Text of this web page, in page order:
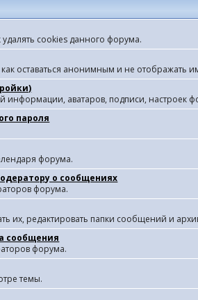
cookies данного форума.
оставаться анонимным и не отображать
информации, аватаров, подписи, настроек
пароля
форума.
о сообщениях
форума.
их, редактировать папки сообщений и
сообщения
форума.
темы.